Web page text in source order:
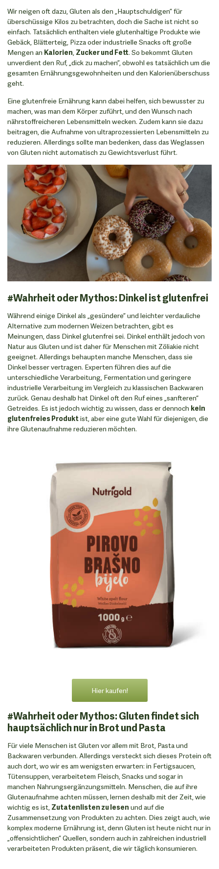
Wir neigen oft dazu, Gluten als den „Hauptschuldigen” für
überschüssige Kilos zu betrachten, doch die Sache ist nicht so
einfach. Tatsächlich enthalten viele glutenhaltige Produkte wie
Gebäck, Blätterteig, Pizza oder industrielle Snacks oft große
Mengen an Kalorien Zucker und Fett. So bekommt Gluten
unverdient den Ruf, „dick zu machen”, obwohl es tatsächlich um die
gesamten Ernährungsgewohnheiten und den Kalorienüberschuss
geht.
Eine glutenfreie Ernährung kann dabei helfen, sich bewusster zu
machen, was man dem Körper zuführt, und den Wunsch nach
nährstoffreicheren Lebensmitteln wecken. Zudem kann sie dazu
beitragen, die Aufnahme von ultraprozessierten Lebensmitteln zu
reduzieren. Allerdings sollte man bedenken, dass das Weglassen
von Gluten nicht automatisch zu Gewichtsverlust führt.
#Wahrheit oder Mythos: Dinkel ist glutenfrei
Während einige Dinkel als „gesündere” und leichter verdauliche
Alternative zum modernen Weizen betrachten, gibt es
Meinungen, dass Dinkel glutenfrei sei. Dinkel enthält jedoch von
Natur aus Gluten und ist daher für Menschen mit Zöliakie nicht
geeignet. Allerdings behaupten manche Menschen, dass sie
Dinkel besser vertragen. Experten führen dies auf die
unterschiedliche Verarbeitung, Fermentation und geringere
industrielle Verarbeitung im Vergleich zu klassischen Backwaren
zurück. Genau deshalb hat Dinkel oft den Ruf eines „sanfteren“
Getreides. Es ist jedoch wichtig zu wissen, dass er dennoch kein
glutenfreies Produktist, aber eine gute Wahl für diejenigen, die
ihre Glutenaufnahme reduzieren möchten.
Hier kaufen!
#Wahrheit oder Mythos: Gluten findet sich
hauptsächlich nur in Brot und Pasta
Für viele Menschen ist Gluten vor allem mit Brot, Pasta und
Backwaren verbunden. Allerdings versteckt sich dieses Protein oft
auch dort, wo wir es am wenigsten erwarten: in Fertigsaucen,
Tütensuppen, verarbeitetem Fleisch, Snacks und sogar in
manchen Nahrungsergänzungsmitteln. Menschen, die auf ihre
Glutenaufnahme achten müssen, lernen deshalb mit der Zeit, wie
wichtig es ist, Zutatenlisten zu lesen und auf die
Zusammensetzung von Produkten zu achten. Dies zeigt auch, wie
komplex moderne Ernährung ist, denn Gluten ist heute nicht nur in
„offensichtlichen” Quellen, sondern auch in zahlreichen industriell
verarbeiteten Produkten präsent, die wir täglich konsumieren.